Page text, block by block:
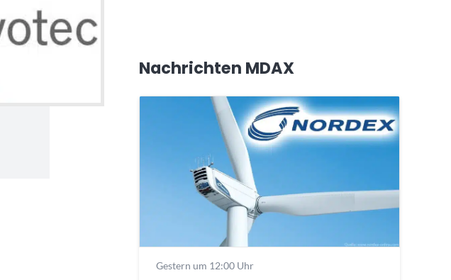
Nachrichten MDAX
Gestern um 12:00 Uhr